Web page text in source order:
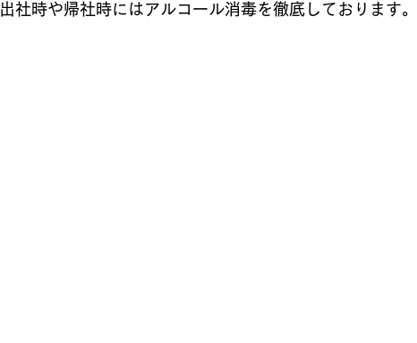
出社時や帰社時にはアルコール消毒を徹底しております。